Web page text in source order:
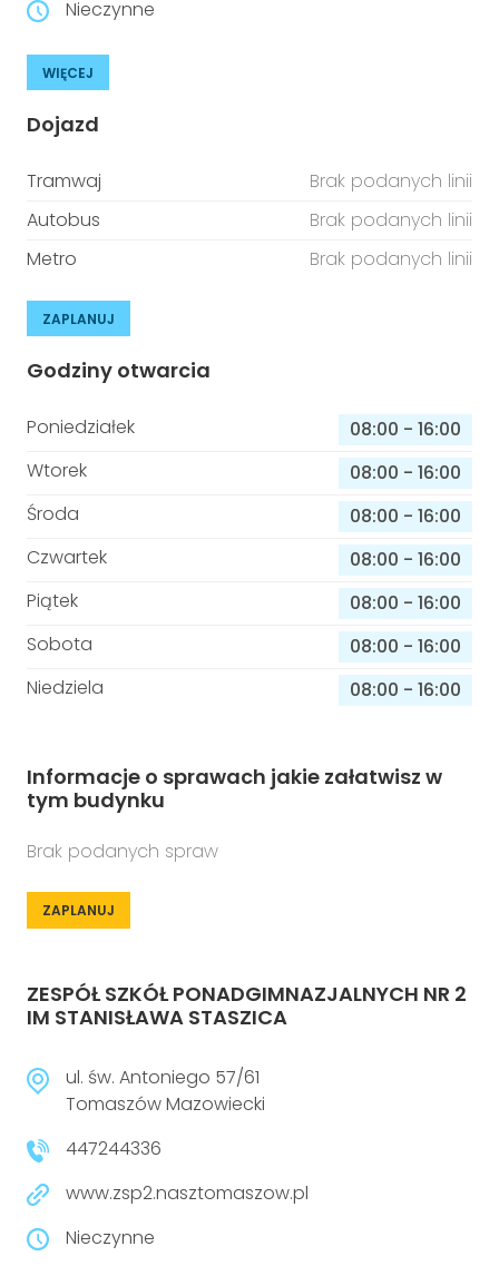
Nieczynne
WIĘCEJ
Dojazd
Tramwaj
Brak podanych linii
Autobus
Brak podanych linii
Metro
Brak podanych linii
ZAPLANUJ
Godziny otwarcia
Poniedziałek 08:00 - 16:00
Wtorek
08:00 - 16:00
Środa
08:00 - 16:00
Czwartek
08:00 - 16:00
Piątek
08:00 - 16:00
Sobota
08:00 - 16:00
Niedziela
08:00 - 16:00
Informacje o sprawach jakie załatwisz w
tym budynku
Brak podanych spraw
ZAPLANUJ
ZESPÓŁ SZKÓŁ PONADGIMNAZJALNYCH NR 2
IM STANISŁAWA STASZICA
ul. św. Antoniego 57/61
Tomaszów Mazowiecki
447244336
www.zsp2.nasztomaszow.pl
Nieczynne